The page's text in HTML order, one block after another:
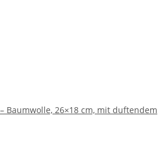
Baumwolle, 26×18 cm, mit duftendem